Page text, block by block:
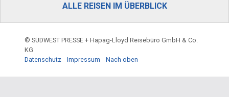
ALLE REISEN IM ÜBERBLICK
© SÜDWEST PRESSE + Hapag-Lloyd Reisebüro GmbH & Co.
KG
Datenschutz
Impressum Nach oben